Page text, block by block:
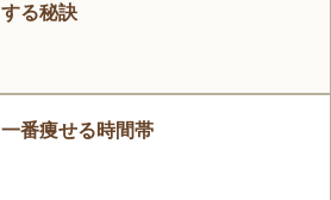
する秘訣
一番痩せる時間帯